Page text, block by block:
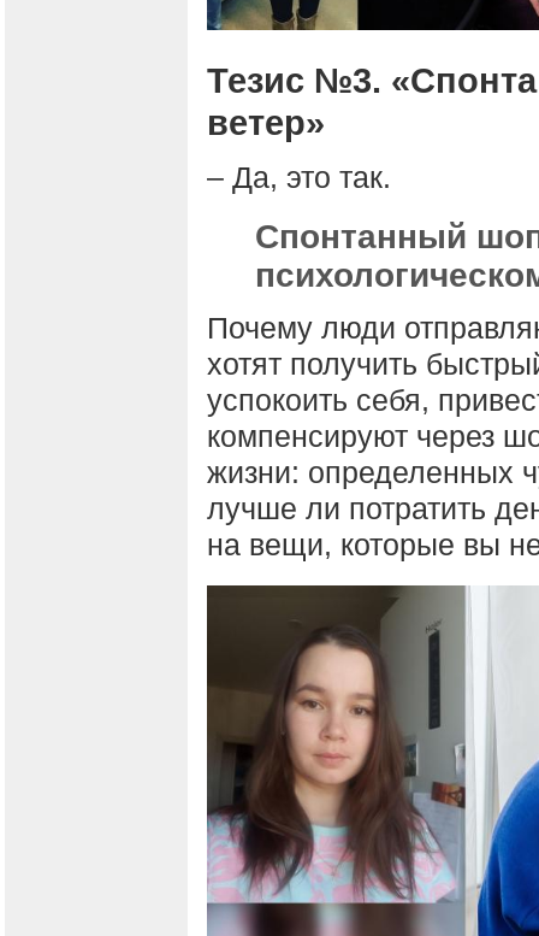
Тезис №3.
ветер»
– Да, это так.
Спонтанный
Почему люди
хотят получить
успокоить себя,
компенсируют через
жизни: определенных
лучше ли потратить
на вещи, которые вы